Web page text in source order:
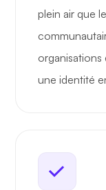
plein air que
une identité